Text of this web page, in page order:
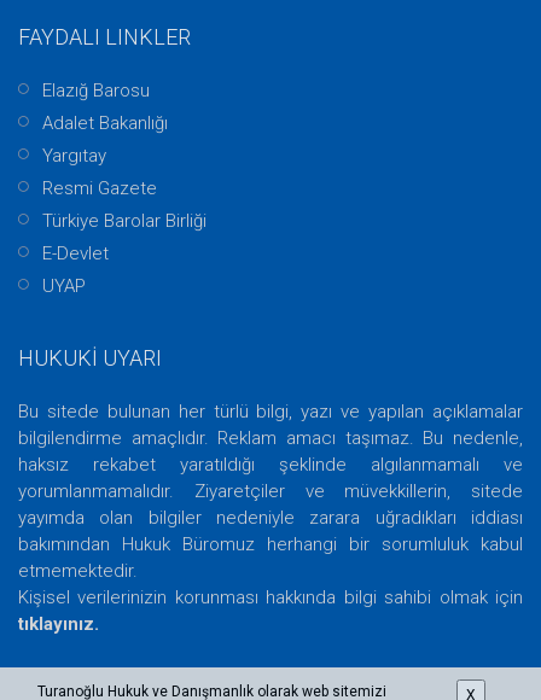
FAYDALI LINKLER
Elazığ Barosu
Adalet Bakanlığı
Yargıtay
Resmi Gazete
Türkiye Barolar Birliği
E-Devlet
UYAP
HUKUKİ UYARI
Bu sitede bulunan her türlü bilgi, yazı ve yapılan açıklamalar
bilgilendirme amaçlıdır. Reklam amacı taşımaz. Bu nedenle,
haksız rekabet yaratıldığı şeklinde algılanmamalı ve
yorumlanmamalıdır. Ziyaretçiler ve müvekkillerin, sitede
yayımda olan bilgiler nedeniyle zarara uğradıkları iddiası
bakımından Hukuk Büromuz herhangi bir sorumluluk kabul
etmemektedir.
Kişisel verilerinizin korunması hakkında bilgi sahibi olmak için
tıklayınız.
Turanoğlu Hukuk ve Danışmanlık olarak web sitemizi